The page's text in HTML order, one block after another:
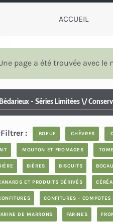
ACCUEIL
page a été trouvée avec le
Bédarieux - Séries Limitées \/
: BOEUF CHÈVRES
MOUTON ET FROMAGES
BIÈRES BISCUITS
ET PRODUITS DÉRIVÉS
CONFITURES -
DE MARRONS FARINES